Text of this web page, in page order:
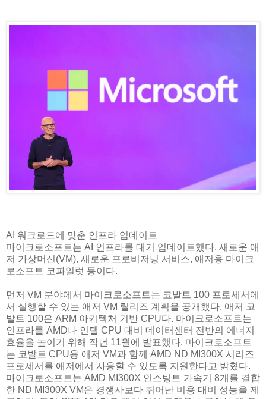
AI 워크로드에 맞춘 인프라 업데이트
마이크로소프트는 AI 인프라를 대거 업데이트했다. 새로운 애
저 가상머신(VM), 새로운 프로비저닝 서비스, 애저용 마이크
로소프트 코파일럿 등이다.
먼저 VM 분야에서 마이크로소프트는 코발트 100 프로세서에
서 실행할 수 있는 애저 VM 릴리즈 계획을 공개했다. 애저 코
발트 100은 ARM 아키텍처 기반 CPU다. 마이크로소프트는
인프라를 AMD나 인텔 CPU 대비 데이터센터 전반의 에너지
효율을 높이기 위해 작년 11월에 발표했다. 마이크로소프트
는 코발트 CPU용 애저 VM과 함께 AMD ND MI300X 시리즈
프로세서를 애저에서 사용할 수 있도록 지원한다고 밝혔다.
마이크로소프트는 AMD MI300X 인스팅트 가속기 8개를 결합
한 ND MI300X VM은 경쟁사보다 뛰어난 비용 대비 성능을 제